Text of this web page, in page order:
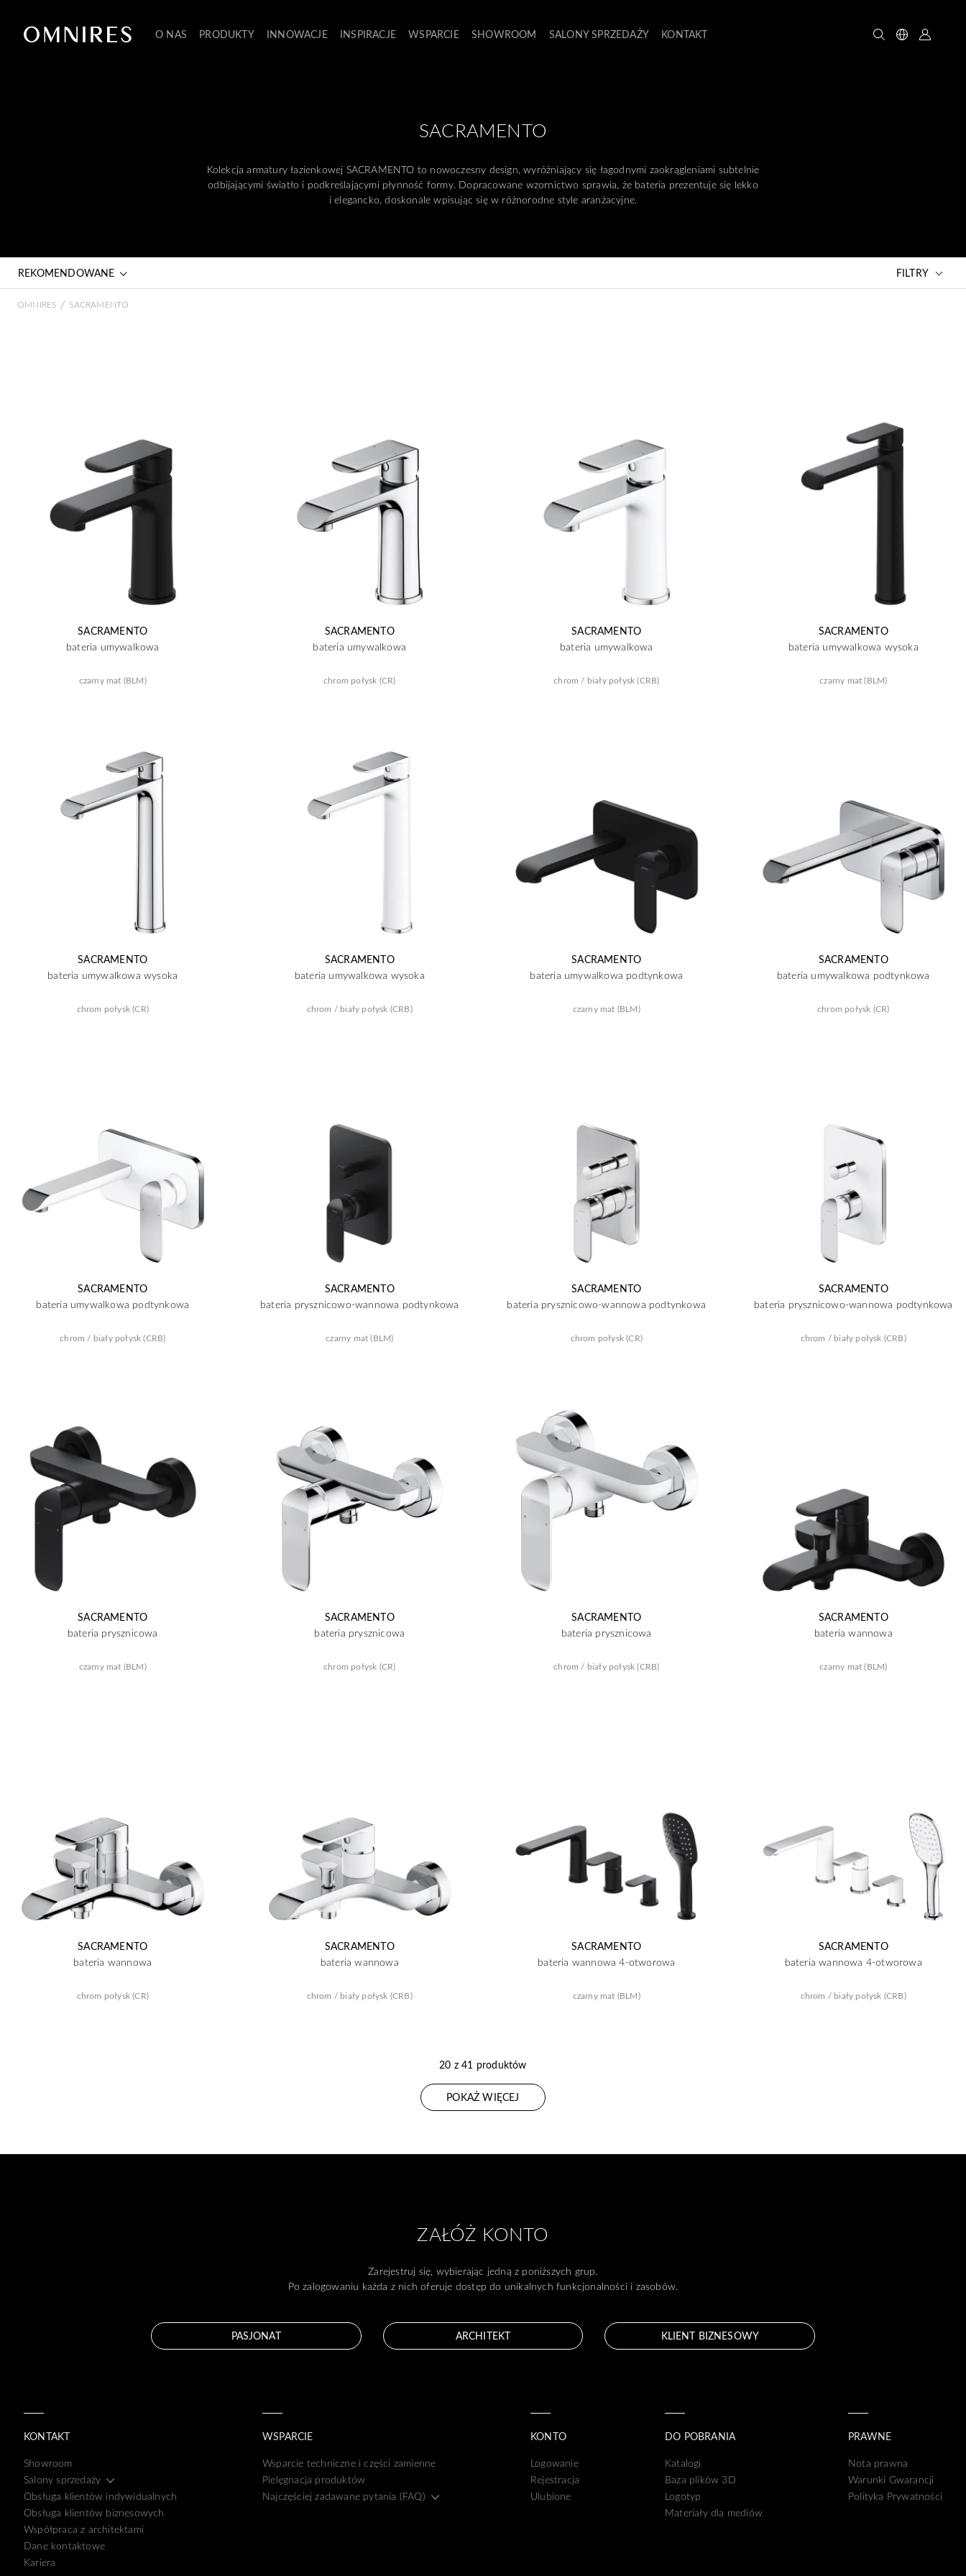
O NAS PRODUKTY INNOWACJE INSPIRACJE WSPARCIE SHOWROOM SALONY SPRZEDAŻY KONTAKT
SACRAMENTO
Kolekcja armatury łazienkowej SACRAMENTO to nowoczesny design, wyróżniający się łagodnymi zaokrągleniami subtelnie
odbijającymi światło i podkreślającymi płynność formy. Dopracowane wzornictwo sprawia, że bateria prezentuje się lekko
i elegancko, doskonale wpisując się w różnorodne style aranżacyjne.
REKOMENDOWANE FILTRY
OMNIRES / SACRAMENTO
SACRAMENTO
bateria umywalkowa
czarny mat (BLM)
SACRAMENTO
bateria umywalkowa
chrom połysk (CR)
SACRAMENTO
bateria umywalkowa
chrom / biały połysk (CRB)
SACRAMENTO
bateria umywalkowa wysoka
czarny mat (BLM)
SACRAMENTO
bateria umywalkowa wysoka
chrom połysk (CR)
SACRAMENTO
bateria umywalkowa wysoka
chrom / biały połysk (CRB)
SACRAMENTO
bateria umywalkowa podtynkowa
czarny mat (BLM)
SACRAMENTO
bateria umywalkowa podtynkowa
chrom połysk (CR)
SACRAMENTO
bateria umywalkowa podtynkowa
chrom / biały połysk (CRB)
SACRAMENTO
bateria prysznicowo-wannowa podtynkowa
czarny mat (BLM)
SACRAMENTO
bateria prysznicowo-wannowa podtynkowa
chrom połysk (CR)
SACRAMENTO
bateria prysznicowo-wannowa podtynkowa
chrom / biały połysk (CRB)
SACRAMENTO
bateria prysznicowa
czarny mat (BLM)
SACRAMENTO
bateria prysznicowa
chrom połysk (CR)
SACRAMENTO
bateria prysznicowa
chrom / biały połysk (CRB)
SACRAMENTO
bateria wannowa
czarny mat (BLM)
SACRAMENTO
bateria wannowa
chrom połysk (CR)
SACRAMENTO
bateria wannowa
chrom / biały połysk (CRB)
SACRAMENTO
bateria wannowa 4-otworowa
czarny mat (BLM)
SACRAMENTO
bateria wannowa 4-otworowa
chrom / biały połysk (CRB)
20 z 41 produktów
POKAŻ WIĘCEJ
ZAŁÓŻ KONTO
Zarejestruj się, wybierając jedną z poniższych grup.
Po zalogowaniu każda z nich oferuje dostęp do unikalnych funkcjonalności i zasobów.
PASJONAT ARCHITEKT KLIENT BIZNESOWY
KONTAKT
Showroom
Salony sprzedaży
Obsługa klientów indywidualnych
Obsługa klientów biznesowych
Współpraca z architektami
Dane kontaktowe
Kariera
WSPARCIE
Wsparcie techniczne i części zamienne
Pielęgnacja produktów
Najczęściej zadawane pytania (FAQ)
KONTO
Logowanie
Rejestracja
Ulubione
DO POBRANIA
Katalogi
Baza plików 3D
Logotyp
Materiały dla mediów
PRAWNE
Nota prawna
Warunki Gwarancji
Polityka Prywatności